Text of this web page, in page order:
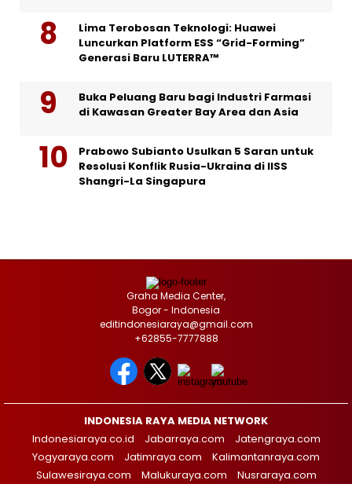
Lima Terobosan Teknologi: Huawei
Luncurkan Platform ESS “Grid-Forming”
Generasi Baru LUTERRA™
Buka Peluang Baru bagi Industri Farmasi
di Kawasan Greater Bay Area dan Asia
Prabowo Subianto Usulkan 5 Saran untuk
Resolusi Konflik Rusia-Ukraina di IISS
Shangri-La Singapura
Graha Media Center,
Bogor - Indonesia
editindonesiaraya@gmail.com
+62855-7777888
INDONESIA RAYA MEDIA NETWORK
Indonesiaraya.co.id
Jabarraya.com
Jatengraya.com
Yogyaraya.com
Jatimraya.com
Kalimantanraya.com
Sulawesiraya.com
Malukuraya.com Nusraraya.com